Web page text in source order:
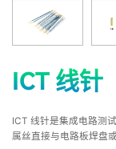
ICT 线针
ICT 线针是集成电路测
属丝直接与电路板焊盘